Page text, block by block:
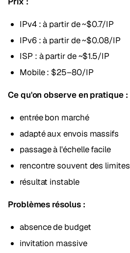
IPv4 : à partir de ~$0.7/IP
IPv6 : à partir de ~$0.08/IP
ISP : à partir de ~$1.5/IP
Mobile : $25–80/IP
Ce qu'on observe en pratique :
entrée bon marché
adapté aux envois massifs
passage à l'échelle facile
rencontre souvent des limites
résultat instable
Problèmes résolus :
absence de budget
invitation massive